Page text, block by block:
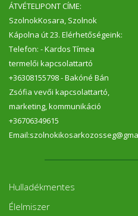
ÁTVÉTELIPONT CÍME:
SzolnokKosara, Szolnok
Kápolna út 23. Elérhetőségeink:
Telefon: - Kardos Tímea
termelői kapcsolattartó
+36308155798 - Bakóné Bán
Zsófia vevői kapcsolattartó,
marketing, kommunikáció
+36706349615
Hulladékmentes
Élelmiszer